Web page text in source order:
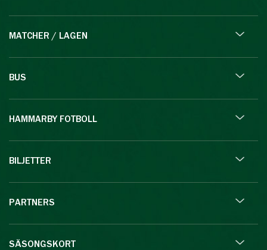
MATCHER / LAGEN
BUS
HAMMARBY FOTBOLL
BILJETTER
PARTNERS
SÄSONGSKORT